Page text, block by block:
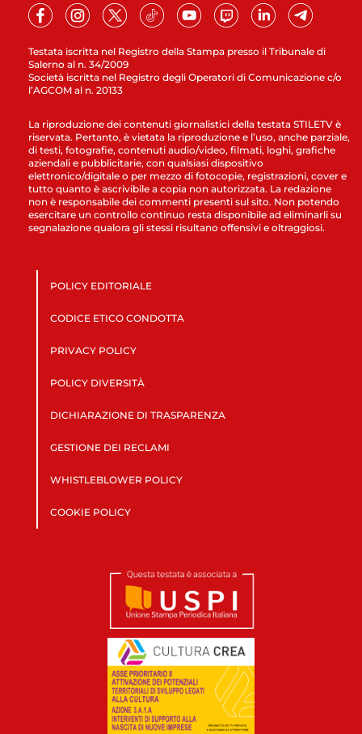
Testata iscritta nel Registro della Stampa presso il Tribunale di
Salerno al n. 34/2009
Società iscritta nel Registro degli Operatori di Comunicazione c/o
l’AGCOM al n. 20133
La riproduzione dei contenuti giornalistici della testata STILETV è
riservata. Pertanto, è vietata la riproduzione e l’uso, anche parziale,
di testi, fotografie, contenuti audio/video, filmati, loghi, grafiche
aziendali e pubblicitarie, con qualsiasi dispositivo
elettronico/digitale o per mezzo di fotocopie, registrazioni, cover e
tutto quanto è ascrivibile a copia non autorizzata. La redazione
non è responsabile dei commenti presenti sul sito. Non potendo
esercitare un controllo continuo resta disponibile ad eliminarli su
segnalazione qualora gli stessi risultano offensivi e oltraggiosi.
POLICY EDITORIALE
CODICE ETICO CONDOTTA
PRIVACY POLICY
POLICY DIVERSITÀ
DICHIARAZIONE DI TRASPARENZA
GESTIONE DEI RECLAMI
WHISTLEBLOWER POLICY
COOKIE POLICY